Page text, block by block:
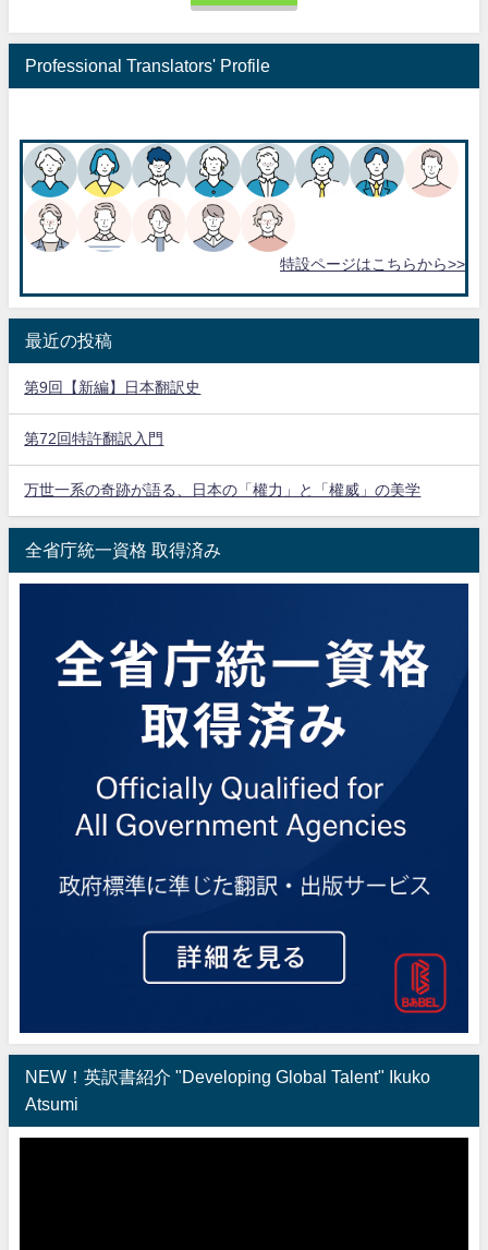
Professional Translators' Profile
特設ページはこちらから>>
最近の投稿
第9回【新編】日本翻訳史
第72回特許翻訳入門
万世一系の奇跡が語る、日本の「權力」と「權威」の美学
全省庁統一資格 取得済み
NEW！英訳書紹介 "Developing Global Talent" Ikuko
Atsumi